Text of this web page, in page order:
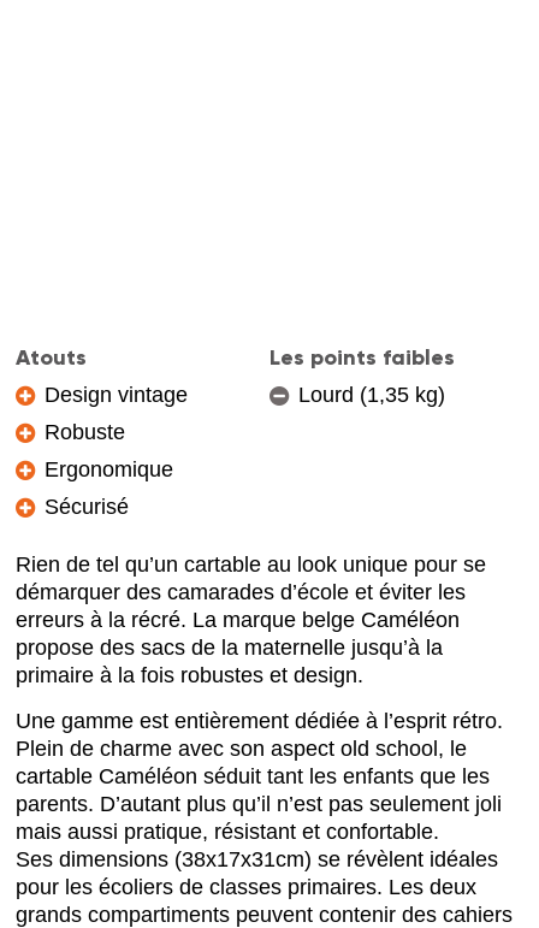
Atouts
Design vintage
Robuste
Ergonomique
Sécurisé
Les points faibles
Lourd (1,35 kg)
Rien de tel qu’un cartable au look unique pour se
démarquer des camarades d’école et éviter les
erreurs à la récré. La marque belge Caméléon
propose des sacs de la maternelle jusqu’à la
primaire à la fois robustes et design.
Une gamme est entièrement dédiée à l’esprit rétro.
Plein de charme avec son aspect old school, le
cartable Caméléon séduit tant les enfants que les
parents. D’autant plus qu’il n’est pas seulement joli
mais aussi pratique, résistant et confortable.
Ses dimensions (38x17x31cm) se révèlent idéales
pour les écoliers de classes primaires. Les deux
grands compartiments peuvent contenir des cahiers